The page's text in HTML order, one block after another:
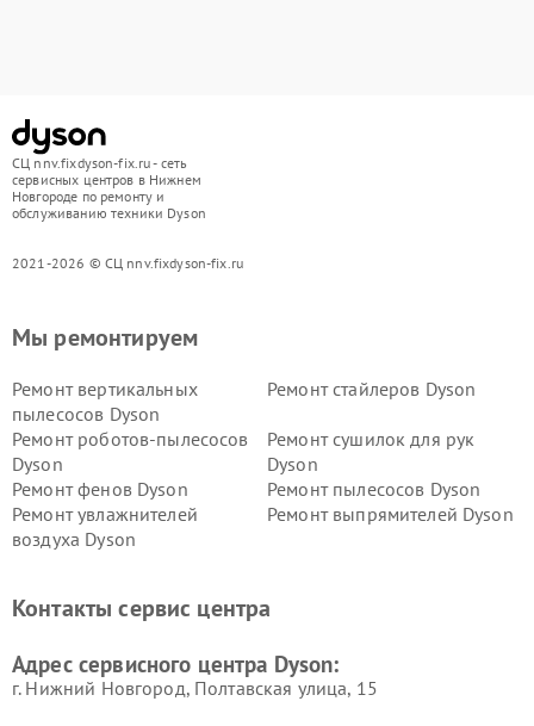
СЦ nnv.fixdyson-fix.ru - сеть
сервисных центров в Нижнем
Новгороде по ремонту и
обслуживанию техники Dyson
2021-2026 © СЦ nnv.fixdyson-fix.ru
Мы ремонтируем
Ремонт вертикальных
пылесосов Dyson
Ремонт стайлеров Dyson
Ремонт роботов-пылесосов
Dyson
Ремонт сушилок для рук
Dyson
Ремонт фенов Dyson
Ремонт пылесосов Dyson
Ремонт увлажнителей
воздуха Dyson
Ремонт выпрямителей Dyson
Контакты сервис центра
Адрес сервисного центра Dyson:
г. Нижний Новгород, Полтавская улица, 15